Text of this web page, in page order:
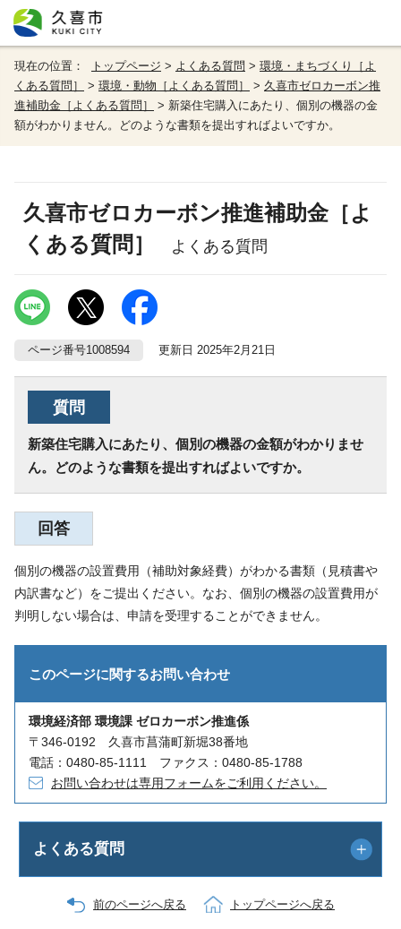
現在の位置： トップページ > よくある質問 > 環境・まちづくり［よ
くある質問］
> 環境・動物［よくある質問］ > 久喜市ゼロカーボン推
進補助金［よくある質問］
> 新築住宅購入にあたり、個別の機器の金
額がわかりません。どのような書類を提出すればよいですか。
久喜市ゼロカーボン推進補助金［よ
くある質問］
よくある質問
ページ番号1008594 更新日 2025年2月21日
質問
新築住宅購入にあたり、個別の機器の金額がわかりませ
ん。どのような書類を提出すればよいですか。
回答
個別の機器の設置費用（補助対象経費）がわかる書類（見積書や
内訳書など）をご提出ください。なお、個別の機器の設置費用が
判明しない場合は、申請を受理することができません。
このページに関するお問い合わせ
環境経済部 環境課 ゼロカーボン推進係
〒346-0192 久喜市菖蒲町新堀38番地
電話：0480-85-1111 ファクス：0480-85-1788
お問い合わせは専用フォームをご利用ください。
よくある質問
前のページへ戻る トップページへ戻る